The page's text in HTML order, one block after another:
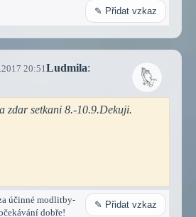
✎ Přidat vzkaz
20:51 Ludmila:
zdar setkani 8.-10.9.Dekuji.
účinné modlitby-
dobře!
✎ Přidat vzkaz